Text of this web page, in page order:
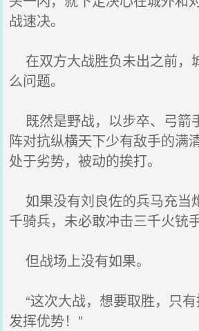
战速决。
在双方大战胜负未出之前，
么问题。
既然是野战，以步卒、弓箭
阵对抗纵横天下少有敌手的满
处于劣势，被动的挨打。
如果没有刘良佐的兵马充当
千骑兵，未必敢冲击三千火铳
但战场上没有如果。
“这次大战，想要取胜，只
发挥优势！”